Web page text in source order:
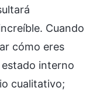
Cuando
cómo eres
interno
cualitativo;